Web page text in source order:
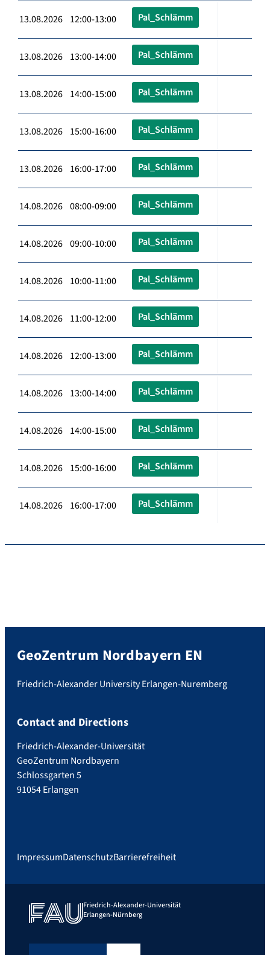
13.08.2026 12:00-13:00 Pal_Schlämm
13.08.2026 13:00-14:00 Pal_Schlämm
13.08.2026 14:00-15:00 Pal_Schlämm
13.08.2026 15:00-16:00 Pal_Schlämm
13.08.2026 16:00-17:00 Pal_Schlämm
14.08.2026 08:00-09:00 Pal_Schlämm
14.08.2026 09:00-10:00 Pal_Schlämm
14.08.2026 10:00-11:00 Pal_Schlämm
14.08.2026 11:00-12:00 Pal_Schlämm
14.08.2026 12:00-13:00 Pal_Schlämm
14.08.2026 13:00-14:00 Pal_Schlämm
14.08.2026 14:00-15:00 Pal_Schlämm
14.08.2026 15:00-16:00 Pal_Schlämm
14.08.2026 16:00-17:00 Pal_Schlämm
GeoZentrum Nordbayern EN
Friedrich-Alexander University Erlangen-Nuremberg
Contact and Directions
Friedrich-Alexander-Universität
GeoZentrum Nordbayern
Schlossgarten 5
91054 Erlangen
ImpressumDatenschutzBarrierefreiheit
Friedrich-Alexander-Universität
Erlangen-Nürnberg